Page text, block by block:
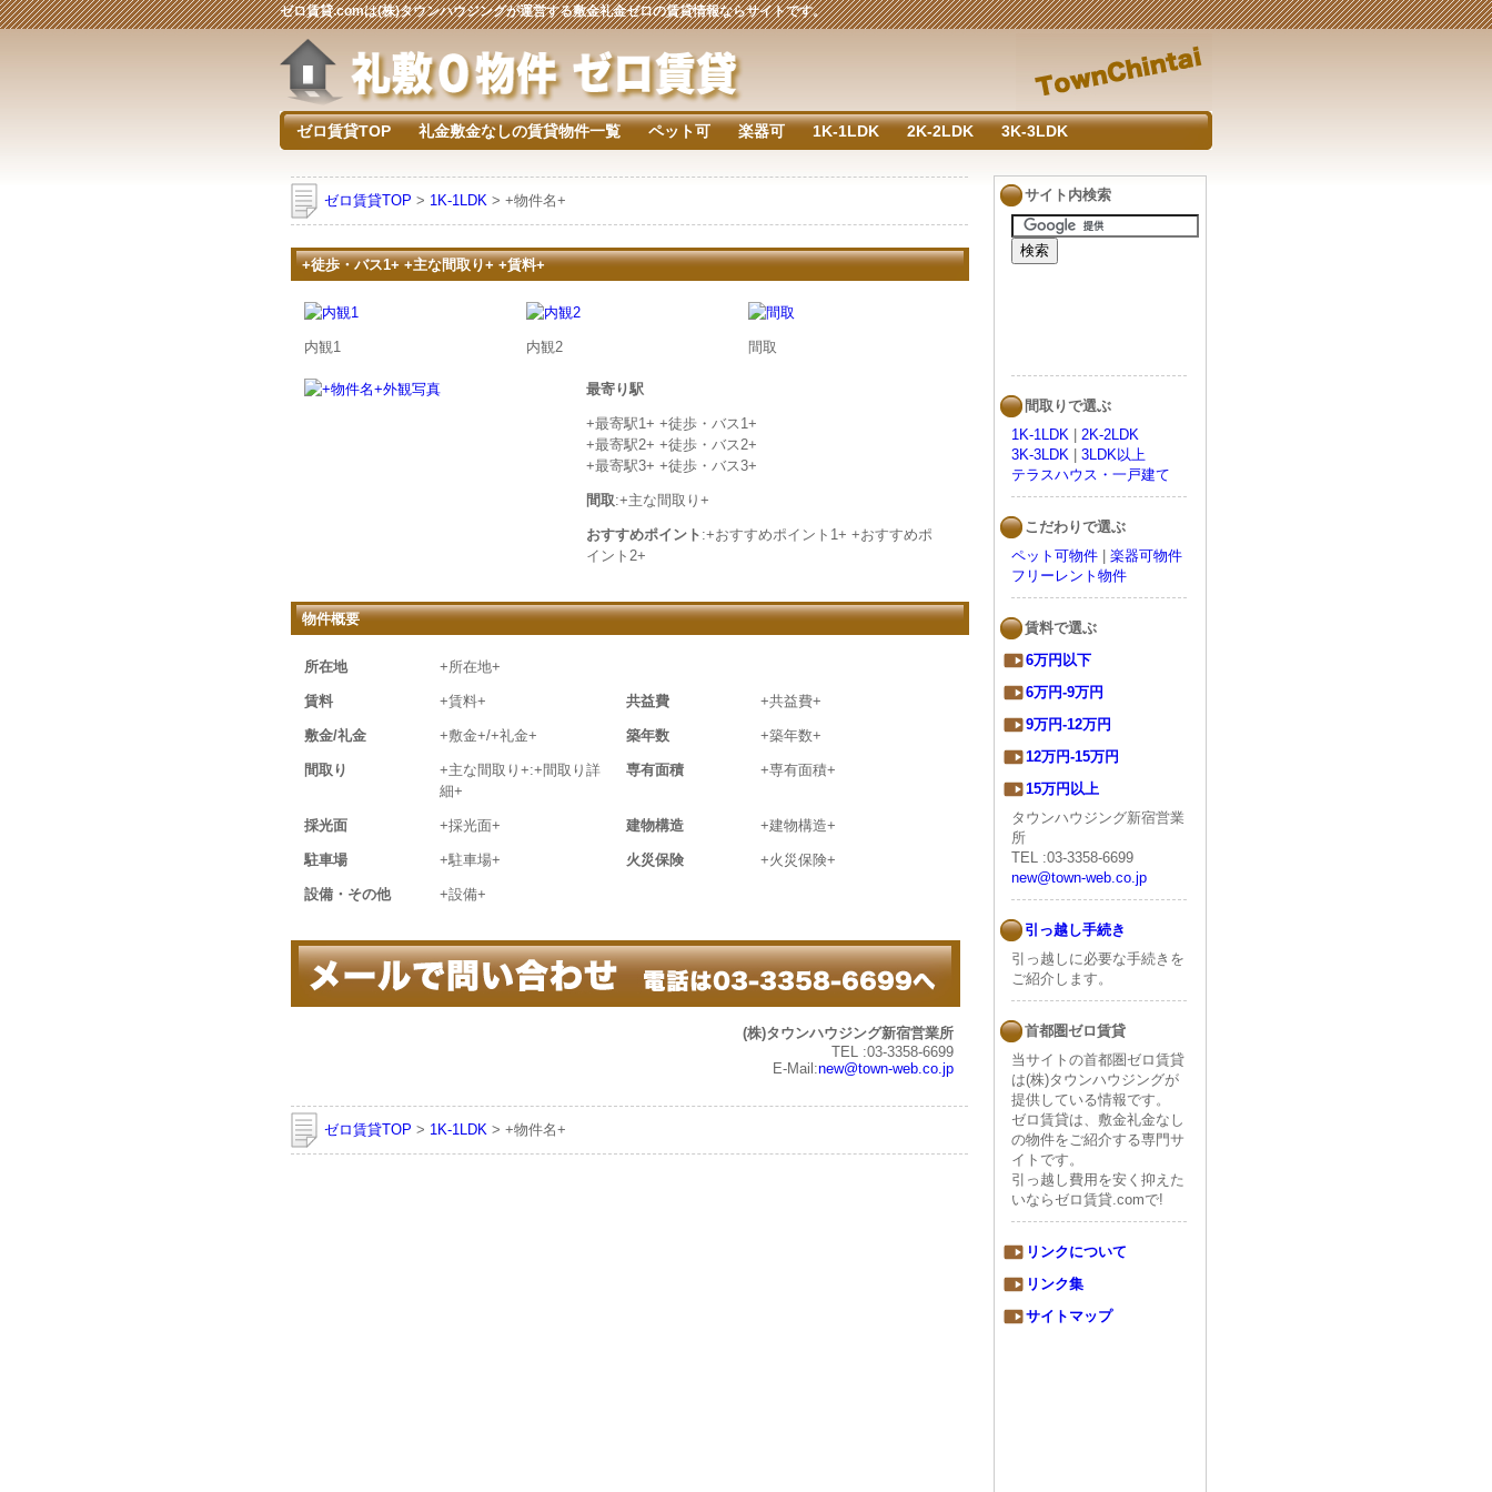
ゼロ賃貸.comは(株)タウンハウジングが運営する敷金礼金ゼロの賃貸情報ならサイトです。
ゼロ賃貸TOP 礼金敷金なしの賃貸物件一覧 ペット可 楽器可 1K-1LDK 2K-2LDK 3K-3LDK
ゼロ賃貸TOP > 1K-1LDK > +物件名+
+徒歩・バス1+ +主な間取り+ +賃料+
内観1 内観2 間取
最寄り駅
+最寄駅1+ +徒歩・バス1+
+最寄駅2+ +徒歩・バス2+
+最寄駅3+ +徒歩・バス3+
間取:+主な間取り+
おすすめポイント :+おすすめポイント1+ +おすすめポ
イント2+
物件概要
所在地 +所在地+
賃料 +賃料+ 共益費 +共益費+
敷金/礼金 +敷金+/+礼金+ 築年数 +築年数+
間取り
+主な間取り+:+間取り詳
細+
専有面積 +専有面積+
採光面 +採光面+ 建物構造 +建物構造+
駐車場 +駐車場+ 火災保険 +火災保険+
設備・その他 +設備+
(株)タウンハウジング新宿営業所
TEL :03-3358-6699
E-Mail:new@town-web.co.jp
ゼロ賃貸TOP > 1K-1LDK > +物件名+
サイト内検索
間取りで選ぶ
1K-1LDK
2K-2LDK
3K-3LDK
3LDK以上
テラスハウス・一戸建て
こだわりで選ぶ
ペット可物件
楽器可物件
フリーレント物件
賃料で選ぶ
6万円以下
6万円-9万円
9万円-12万円
12万円-15万円
15万円以上
タウンハウジング新宿営業
所
TEL :03-3358-6699
new@town-web.co.jp
引っ越し手続き
引っ越しに必要な手続きを
ご紹介します。
首都圏ゼロ賃貸
当サイトの首都圏ゼロ賃貸
は(株)タウンハウジングが
提供している情報です。
ゼロ賃貸は、敷金礼金なし
の物件をご紹介する専門サ
イトです。
引っ越し費用を安く抑えた
いならゼロ賃貸.comで!
リンクについて
リンク集
サイトマップ